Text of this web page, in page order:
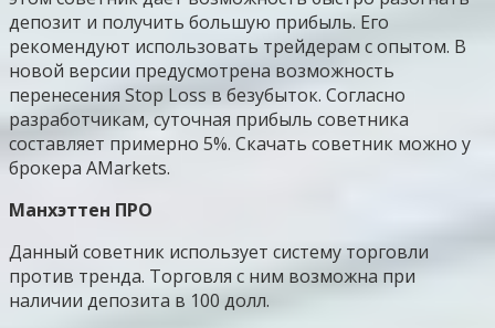
депозит и получить большую прибыль. Его
рекомендуют использовать трейдерам с опытом. В
новой версии предусмотрена возможность
перенесения Stop Loss в безубыток. Согласно
разработчикам, суточная прибыль советника
составляет примерно 5%. Скачать советник можно у
брокера AMarkets.
Манхэттен ПРО
Данный советник использует систему торговли
против тренда. Торговля с ним возможна при
наличии депозита в 100 долл.